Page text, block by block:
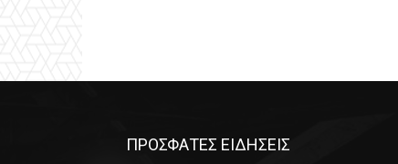
ΠΡΟΣΦΑΤΕΣ ΕΙΔΗΣΕΙΣ